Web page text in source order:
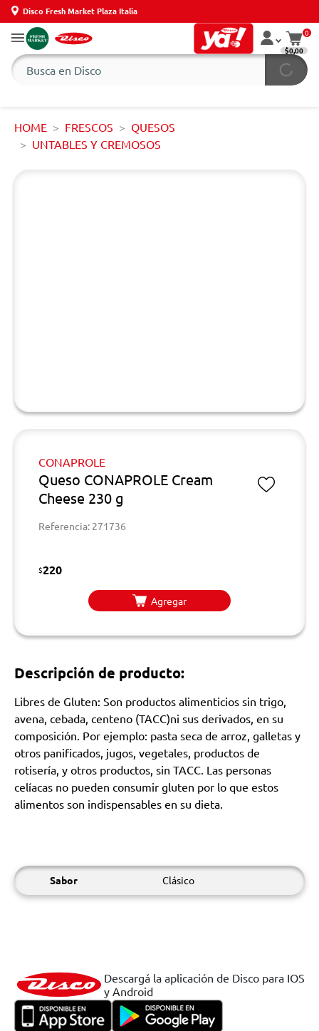
Disco Fresh Market Plaza Italia
0
$0,00
HOME FRESCOS
QUESOS
UNTABLES Y CREMOSOS
CONAPROLE
Queso CONAPROLE Cream
Cheese 230 g
Referencia: 271736
$220
Agregar
Descripción de producto:
Libres de Gluten: Son productos alimenticios sin trigo,
avena, cebada, centeno (TACC)ni sus derivados, en su
composición. Por ejemplo: pasta seca de arroz, galletas y
otros panificados, jugos, vegetales, productos de
rotisería, y otros productos, sin TACC. Las personas
celíacas no pueden consumir gluten por lo que estos
alimentos son indispensables en su dieta.
Sabor Clásico
Descargá la aplicación de Disco para IOS
y Android